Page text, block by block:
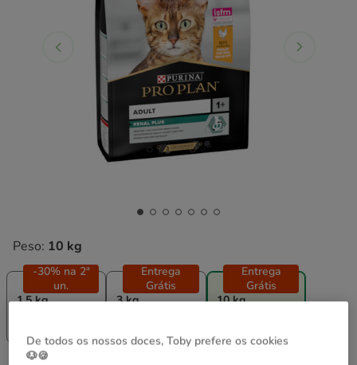
Peso: 10 kg
1.5 kg
-30% na 2ª
un.
3 kg
Entrega
Grátis
10 kg
Entrega
Grátis
De todos os nossos doces, Toby prefere os cookies
🐶🍪